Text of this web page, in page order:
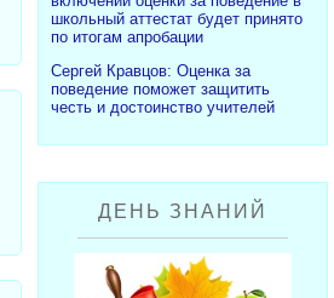
школьный аттестат будет принято
по итогам апробации
Сергей Кравцов: Оценка за
поведение поможет защитить
честь и достоинство учителей
ДЕНЬ ЗНАНИЙ